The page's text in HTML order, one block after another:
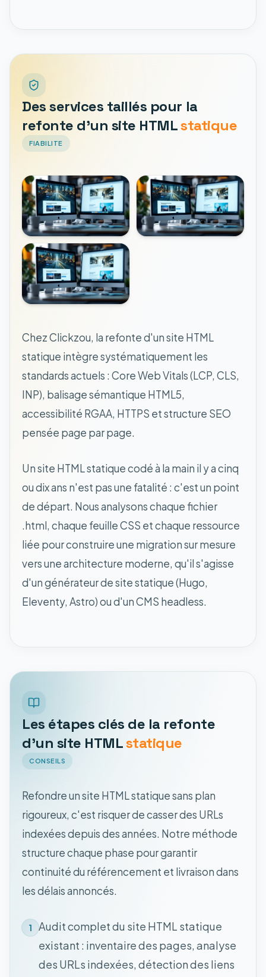
Des services taillés pour la
refonte d'un site HTMLstatique
FIABILITE
Chez Clickzou, la refonte d'un site HTML
statique intègre systématiquement les
standards actuels : Core Web Vitals (LCP, CLS,
INP), balisage sémantique HTML5,
accessibilité RGAA, HTTPS et structure SEO
pensée page par page.
Un site HTML statique codé à la main il y a cinq
ou dix ans n'est pas une fatalité : c'est un point
de départ. Nous analysons chaque fichier
.html, chaque feuille CSS et chaque ressource
liée pour construire une migration sur mesure
vers une architecture moderne, qu'il s'agisse
d'un générateur de site statique (Hugo,
Eleventy, Astro) ou d'un CMS headless.
Les étapes clés de la refonte
d'un site HTMLstatique
CONSEILS
Refondre un site HTML statique sans plan
rigoureux, c'est risquer de casser des URLs
indexées depuis des années. Notre méthode
structure chaque phase pour garantir
continuité du référencement et livraison dans
les délais annoncés.
1
Audit complet du site HTML statique
existant : inventaire des pages, analyse
des URLs indexées, détection des liens